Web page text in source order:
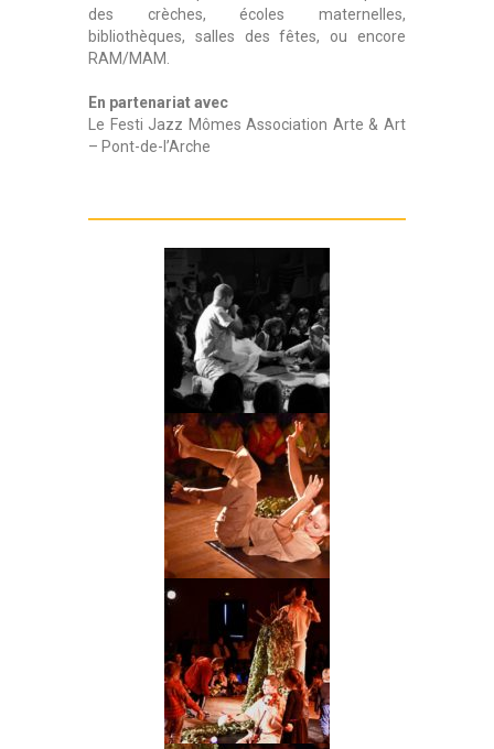
des crèches, écoles maternelles,
bibliothèques, salles des fêtes, ou encore
RAM/MAM.
En partenariat avec
Le Festi Jazz Mômes Association Arte & Art
– Pont-de-l’Arche